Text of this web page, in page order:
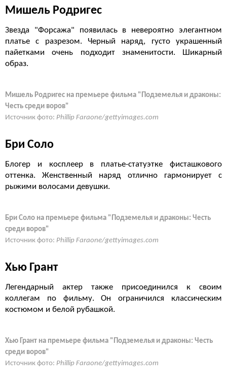
Мишель Родригес
Звезда "Форсажа" появилась в невероятно элегантном
платье с разрезом. Черный наряд, густо украшенный
пайетками очень подходит знаменитости. Шикарный
образ.
Мишель Родригес на премьере фильма "Подземелья и драконы:
Честь среди воров"
Источник фото: Phillip Faraone/gettyimages.com
Бри Соло
Блогер и косплеер в платье-статуэтке фисташкового
оттенка. Женственный наряд отлично гармонирует с
рыжими волосами девушки.
Бри Соло на премьере фильма "Подземелья и драконы: Честь
среди воров"
Источник фото: Phillip Faraone/gettyimages.com
Хью Грант
Легендарный актер также присоединился к своим
коллегам по фильму. Он ограничился классическим
костюмом и белой рубашкой.
Хью Грант на премьере фильма "Подземелья и драконы: Честь
среди воров"
Источник фото: Phillip Faraone/gettyimages.com